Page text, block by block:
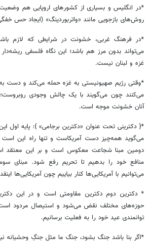
*در انگلیس و بسیاری از کشورهای اروپایی هم
روش‌های بازجویی مانند «واتربوردینگ» (ایجاد حس
*در فرهنگ غربی، خشونت در شرایطی که لازم
می‌تواند بدون مرز هم باشد؛ این نگاه فلسفی
غزه و لبنان نیست.
*وقتی رژیم صهیونیستی به غزه حمله می‌کند و دست به
می‌کنند چون می‌گویند با یک چالش وجودی
آنان خشونت موجه است.
*{ دکترینی تحت عنوان «دکترین برجامی» }: پایه اول
می‌گوید همه‌چیز دست آمریکاست و تنها راه این است
دومین مبنا شجاعت معکوس است و بر این معتقد
منافع خود را بدهیم تا تحریم رفع شود. مبنای
می‌توانیم با آمریکایی‌ها کنار بیاییم چون آمریکایی‌ها
* دکترین دوم دکترین مقاومتی است و در این
حوزه‌های مختلف نقض می‌شود و استیصال مردود
توانمندی عید خود را به فعلیت برسانیم.
*اگر بنا باشد جنگ بشود، جنگ ما مثل جنگِ وحشیانه